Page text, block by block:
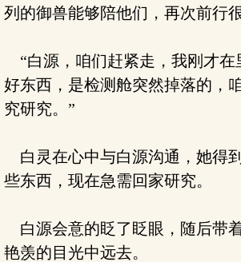
列的御兽能够陪他们，再次前行
“白源，咱们赶紧走，我刚才在
好东西，是检测舱突然掉落的，
究研究。”
白灵在心中与白源沟通，她得
些东西，现在急需回家研究。
白源会意的眨了眨眼，随后带
艳羡的目光中远去。